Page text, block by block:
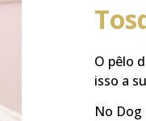
O pêlo
isso a
No Dog